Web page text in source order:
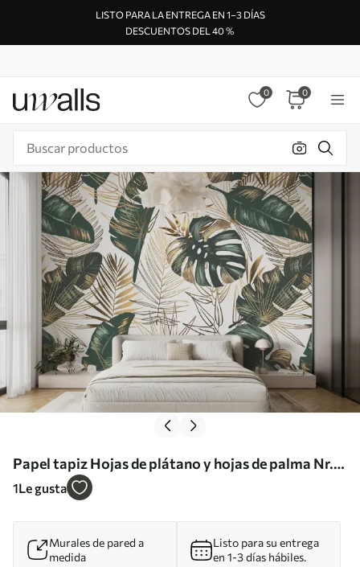
LISTO PARA LA ENTREGA EN 1–3 DÍAS
DESCUENTOS DEL 40 %
0 0
Papel tapiz Hojas de plátano y hojas de palma Nr.
u53279
1Le gusta
Murales de pared a
medida
Listo para su entrega
en 1-3 días hábiles.